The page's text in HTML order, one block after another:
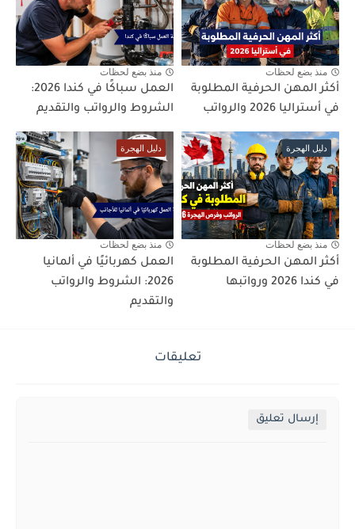
منذ بضع لحظات
أكثر المهن الحرفية المطلوبة
في أستراليا 2026 والرواتب
منذ بضع لحظات
العمل سباكًا في كندا 2026:
الشروط والرواتب والتقديم
دليل الهجرة
منذ بضع لحظات
أكثر المهن الحرفية المطلوبة
في كندا 2026 ورواتبها
دليل الهجرة
منذ بضع لحظات
العمل كهربائيًا في ألمانيا
2026: الشروط والرواتب
والتقديم
تعليقات
إرسال تعليق